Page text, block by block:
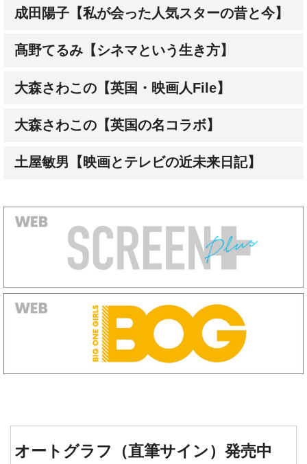
成田陽子【私が会った人気スターの昔と今】
髙野てるみ【シネマという生き方】
大森さわこの【英国・映画人File】
大森さわこの【英国の名コラボ】
土屋敏男【映画とテレビの近未来日記】
オートグラフ（直筆サイン）発売中